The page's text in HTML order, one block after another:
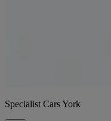
Specialist Cars York